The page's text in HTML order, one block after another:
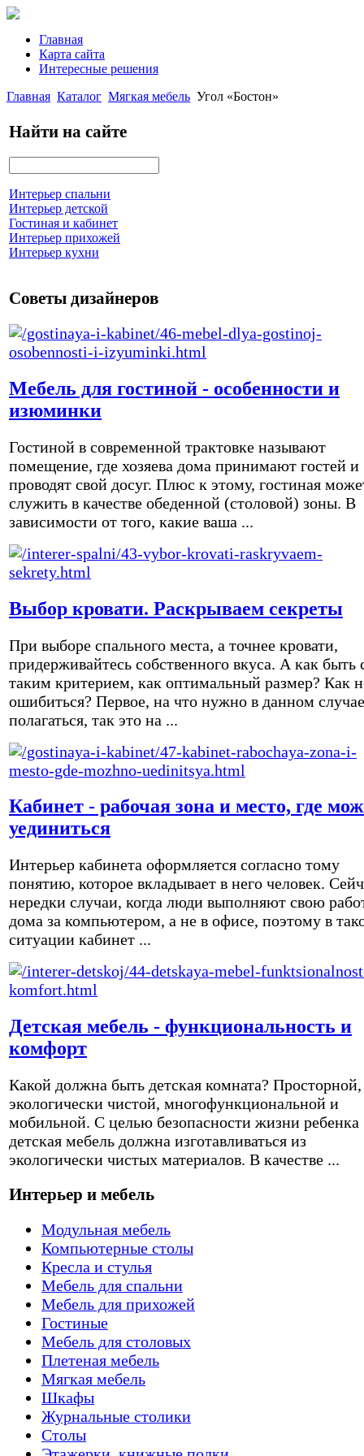
Главная
Карта сайта
Интересные решения
Главная Каталог Мягкая мебель Угол «Бостон»
Найти на сайте
Интерьер спальни
Интерьер детской
Гостиная и кабинет
Интерьер прихожей
Интерьер кухни
Советы дизайнеров
Мебель для гостиной - особенности и
изюминки
Гостиной в современной трактовке называют
помещение, где хозяева дома принимают гостей и
проводят свой досуг. Плюс к этому, гостиная
служить в качестве обеденной (столовой) зоны. В
зависимости от того, какие ваша ...
Выбор кровати. Раскрываем секреты
При выборе спального места, а точнее кровати,
придерживайтесь собственного вкуса. А как быть
таким критерием, как оптимальный размер? Как
ошибиться? Первое, на что нужно в данном случае
полагаться, так это на ...
Кабинет - рабочая зона и место, где
уединиться
Интерьер кабинета оформляется согласно тому
понятию, которое вкладывает в него человек.
нередки случаи, когда люди выполняют свою
дома за компьютером, а не в офисе, поэтому в
ситуации кабинет ...
Детская мебель - функциональность и
комфорт
Какой должна быть детская комната? Просторной,
экологически чистой, многофункциональной и
мобильной. С целью безопасности жизни ребенка
детская мебель должна изготавливаться из
экологически чистых материалов. В качестве ...
Интерьер и мебель
Модульная мебель
Компьютерные столы
Кресла и стулья
Мебель для спальни
Мебель для прихожей
Гостиные
Мебель для столовых
Плетеная мебель
Мягкая мебель
Шкафы
Журнальные столики
Столы